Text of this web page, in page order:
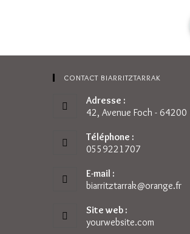
CONTACT BIARRITZTARRAK
Adresse :
42, Avenue Foch - 64200
Téléphone :
0559221707
E-mail :
biarritztarrak@orange.fr
Site web :
yourwebsite.com